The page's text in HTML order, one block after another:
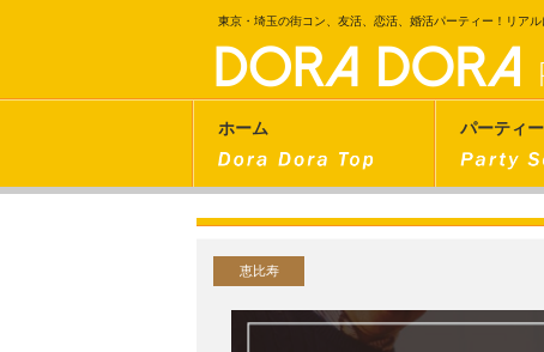
東京・埼玉の街コン、友活、恋活、婚活パーティー！リア
ホーム パーティ
恵比寿